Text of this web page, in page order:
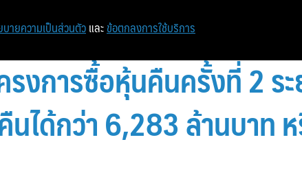
หน้าแรก ท่องเที่ยว
งการซื้อหุ้นคืนครั้งที่ 2 ระ
ได้กว่า 6,283 ล้านบาท
บายความเป็นส่วนตัว และ ข้อตกลงการใช้บริการ